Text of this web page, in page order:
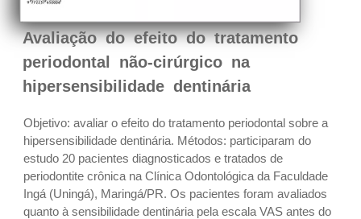
Avaliação do efeito do tratamento
periodontal não-cirúrgico na
hipersensibilidade dentinária
Objetivo: avaliar o efeito do tratamento periodontal sobre a
hipersensibilidade dentinária. Métodos: participaram do
estudo 20 pacientes diagnosticados e tratados de
periodontite crônica na Clínica Odontológica da Faculdade
Ingá (Uningá), Maringá/PR. Os pacientes foram avaliados
quanto à sensibilidade dentinária pela escala VAS antes do